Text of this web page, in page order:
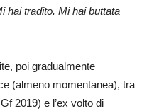
hai tradito. Mi hai buttata
poi gradualmente
(almeno momentanea), tra
2019) e l’ex volto di